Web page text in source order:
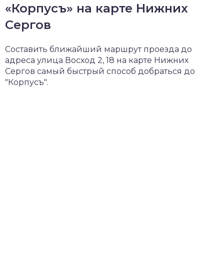
«Корпусъ» на карте Нижних
Сергов
Составить ближайший маршрут проезда до
адреса улица Восход 2, 18 на карте Нижних
Сергов самый быстрый способ добраться до
"Корпусъ".